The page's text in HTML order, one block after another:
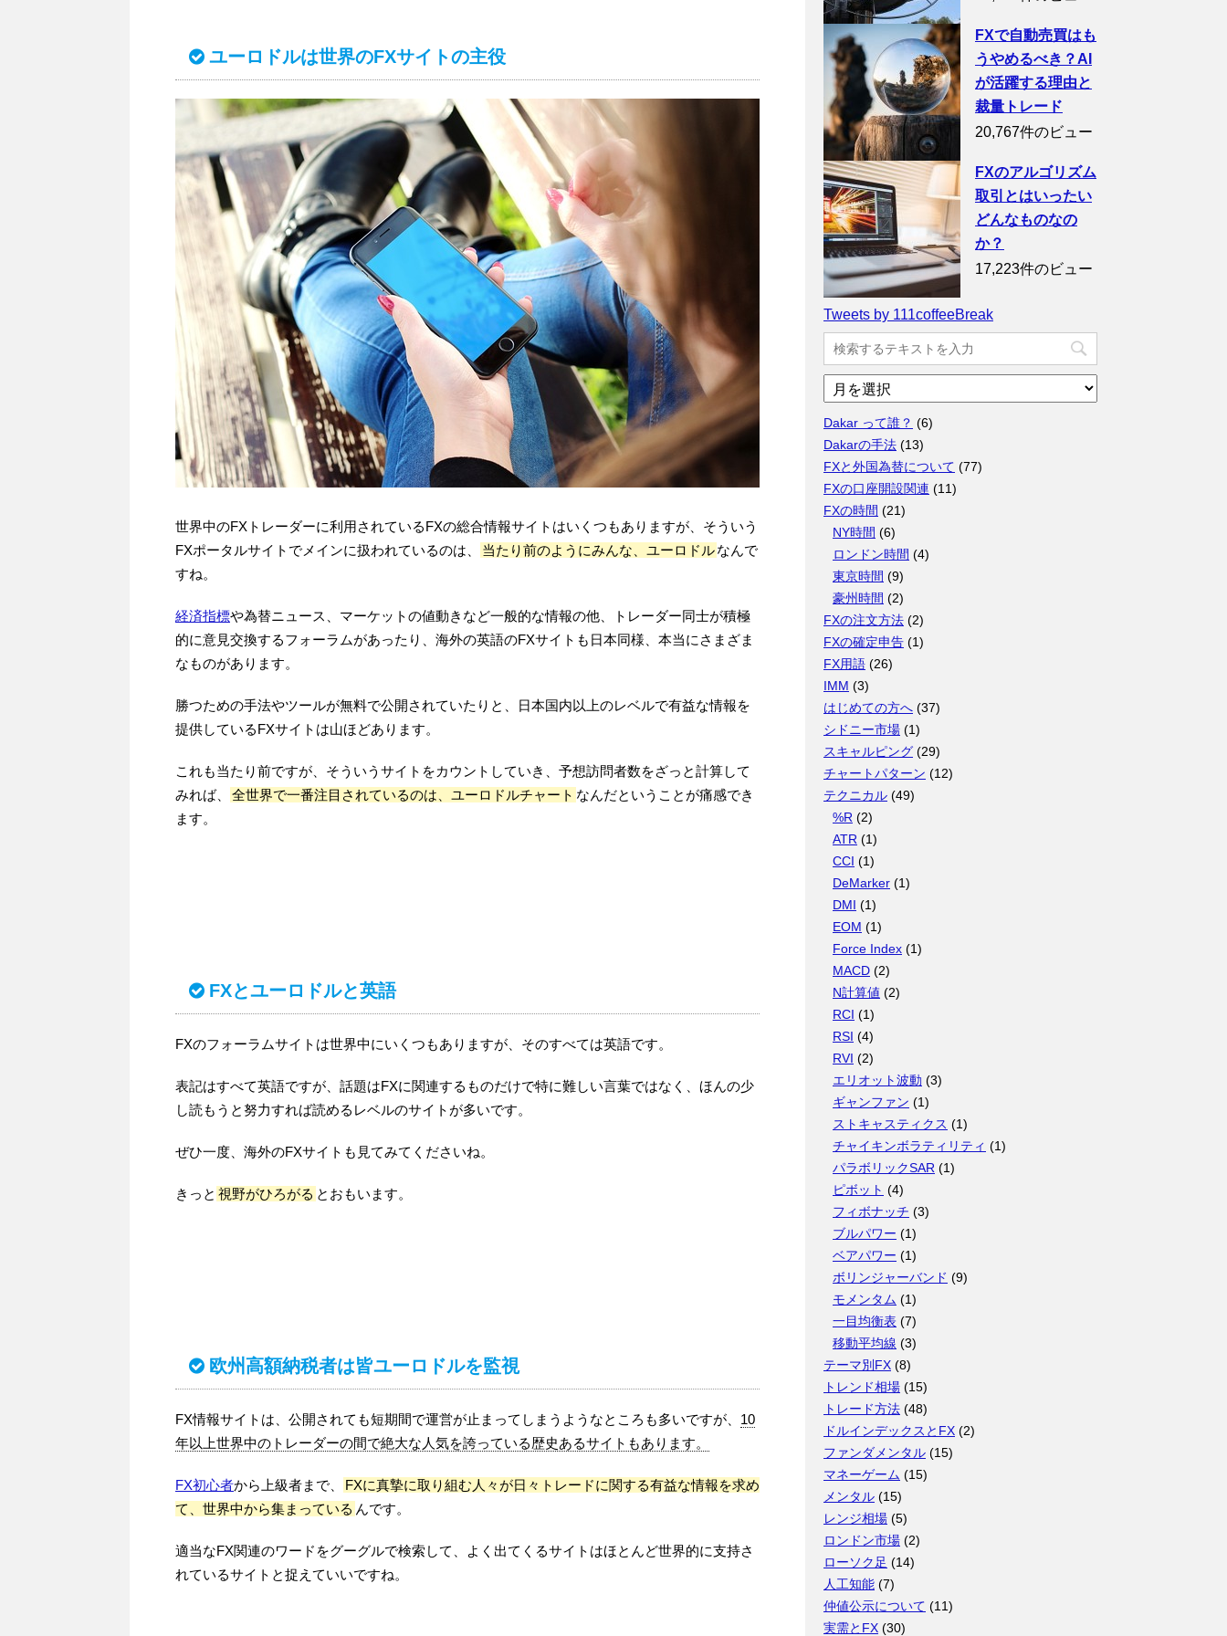
ユーロドルは世界のFXサイトの主役
世界中のFXトレーダーに利用されているFXの総合情報サイトはいくつもありますが、そういう
FXポータルサイトでメインに扱われているのは、
当たり前のようにみんな、ユーロドルなんで
すね。
経済指標や為替ニュース、マーケットの値動きなど一般的な情報の他、トレーダー同士が積極
的に意見交換するフォーラムがあったり、海外の英語のFXサイトも日本同様、本当にさまざま
なものがあります。
勝つための手法やツールが無料で公開されていたりと、日本国内以上のレベルで有益な情報を
提供しているFXサイトは山ほどあります。
これも当たり前ですが、そういうサイトをカウントしていき、予想訪問者数をざっと計算して
みれば、
全世界で一番注目されているのは、ユーロドルチャート なんだということが痛感でき
ます。
FXとユーロドルと英語
FXのフォーラムサイトは世界中にいくつもありますが、そのすべては英語です。
表記はすべて英語ですが、話題はFXに関連するものだけで特に難しい言葉ではなく、ほんの少
し読もうと努力すれば読めるレベルのサイトが多いです。
ぜひ一度、海外のFXサイトも見てみてくださいね。
きっと 視野がひろがる とおもいます。
欧州高額納税者は皆ユーロドルを監視
FX情報サイトは、公開されても短期間で運営が止まってしまうようなところも多いですが、 10
年以上世界中のトレーダーの間で絶大な人気を誇っている歴史あるサイトもあります。
FX初心者から上級者まで、
FXに真摯に取り組む人々が日々トレードに関する有益な情報を求め
て、世界中から集まっている んです。
適当なFX関連のワードをグーグルで検索して、よく出てくるサイトはほとんど世界的に支持さ
れているサイトと捉えていいですね。
FXで自動売買はも
うやめるべき？AI
が活躍する理由と
裁量トレード
20,767件のビュー
FXのアルゴリズム
取引とはいったい
どんなものなの
か？
17,223件のビュー
Tweets by 111coffeeBreak
ア
ー
カ
イ
ブ
Dakar って誰？ (6)
Dakarの手法 (13)
FXと外国為替について (77)
FXの口座開設関連 (11)
FXの時間 (21)
NY時間 (6)
ロンドン時間 (4)
東京時間 (9)
豪州時間 (2)
FXの注文方法 (2)
FXの確定申告 (1)
FX用語 (26)
IMM (3)
はじめての方へ (37)
シドニー市場 (1)
スキャルピング (29)
チャートパターン (12)
テクニカル (49)
%R (2)
ATR (1)
CCI (1)
DeMarker (1)
DMI (1)
EOM (1)
Force Index (1)
MACD (2)
N計算値 (2)
RCI (1)
RSI (4)
RVI (2)
エリオット波動 (3)
ギャンファン (1)
ストキャスティクス (1)
チャイキンボラティリティ (1)
パラボリックSAR (1)
ピボット (4)
フィボナッチ (3)
ブルパワー (1)
ベアパワー (1)
ボリンジャーバンド (9)
モメンタム (1)
一目均衡表 (7)
移動平均線 (3)
テーマ別FX (8)
トレンド相場 (15)
トレード方法 (48)
ドルインデックスとFX (2)
ファンダメンタル (15)
マネーゲーム (15)
メンタル (15)
レンジ相場 (5)
ロンドン市場 (2)
ローソク足 (14)
人工知能 (7)
仲値公示について (11)
実需とFX (30)